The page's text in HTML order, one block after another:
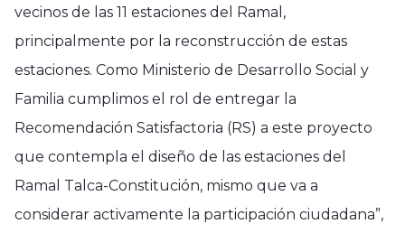
vecinos de las 11 estaciones del Ramal,
principalmente por la reconstrucción de estas
estaciones. Como Ministerio de Desarrollo Social y
Familia cumplimos el rol de entregar la
Recomendación Satisfactoria (RS) a este proyecto
que contempla el diseño de las estaciones del
Ramal Talca-Constitución, mismo que va a
considerar activamente la participación ciudadana”,